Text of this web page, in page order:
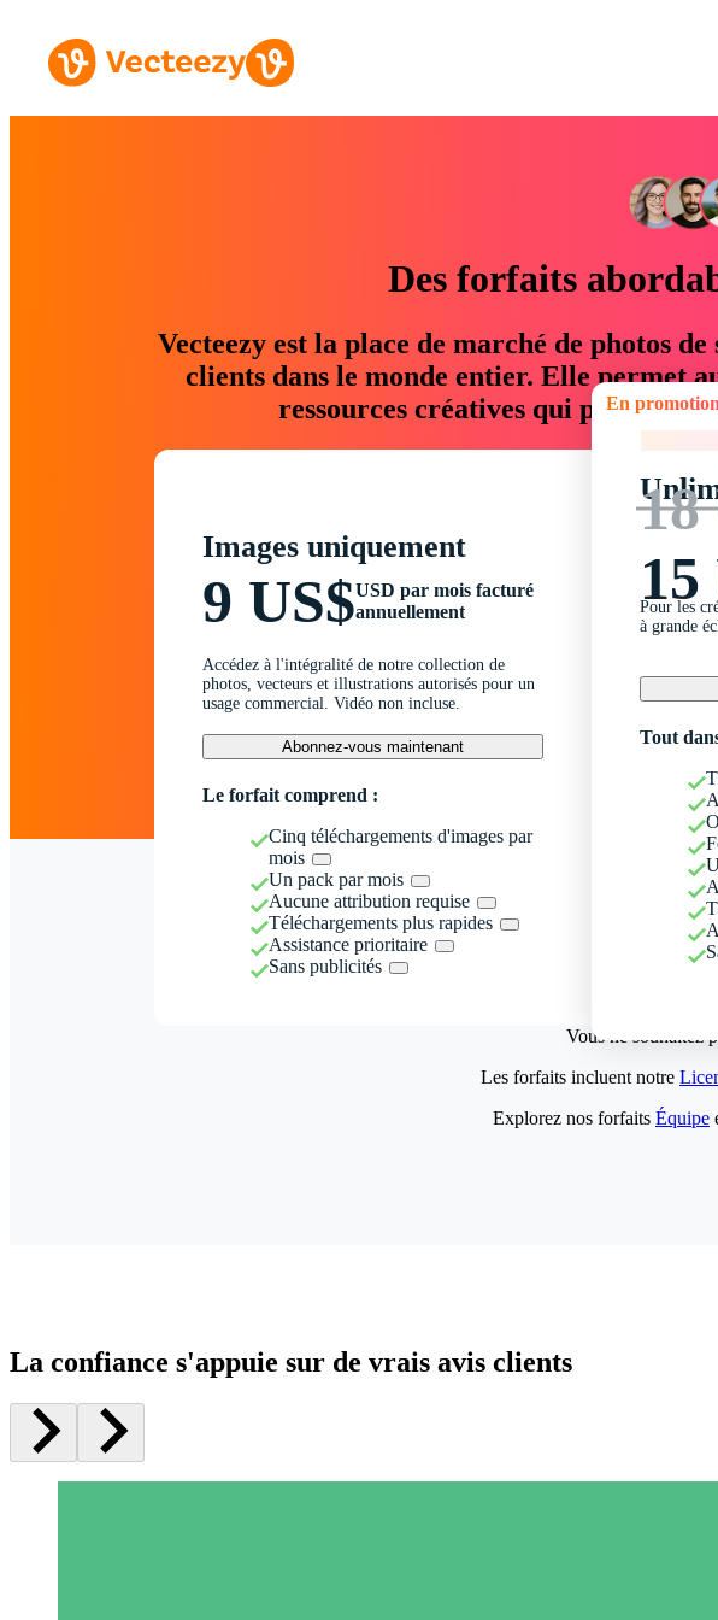
Des forfaits
Vecteezy est la place de marché de photos
clients dans le monde entier. Elle permet
ressources créatives qui
Images uniquement
9 US$USD par mois facturé
annuellement
Accédez à l'intégralité de notre collection de
photos, vecteurs et illustrations autorisés pour un
usage commercial. Vidéo non incluse.
Abonnez-vous maintenant
Le forfait comprend :
Cinq téléchargements d'images par
mois
Un pack par mois
Aucune attribution requise
Téléchargements plus rapides
Assistance prioritaire
Sans publicités
En promotion
18
15
Pour les
à grande
Tout
Vous ne souhaitez
Les forfaits incluent notre
Explorez nos forfaits Équipe
La confiance s'appuie sur de vrais avis clients